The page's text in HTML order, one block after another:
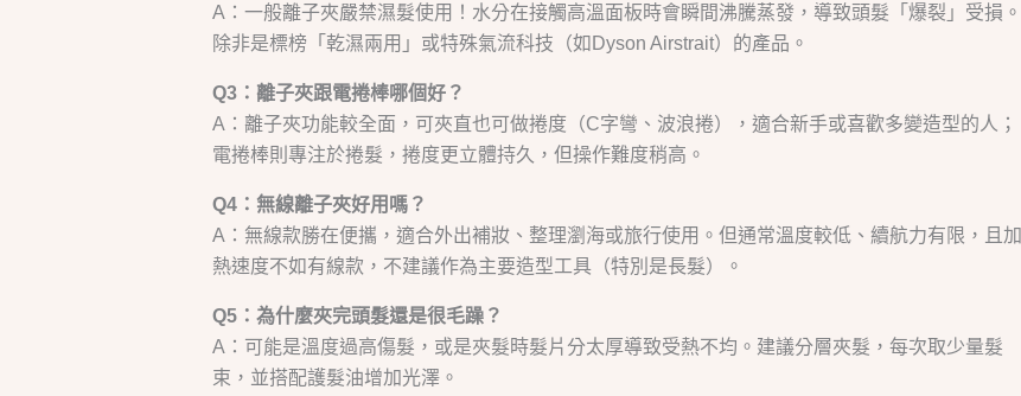
A：一般離子夾嚴禁濕髮使用！水分在接觸高溫面板時會瞬間沸騰蒸發，導致頭髮「爆裂」受損。
除非是標榜「乾濕兩用」或特殊氣流科技（如Dyson Airstrait）的產品。
Q3：離子夾跟電捲棒哪個好？
A：離子夾功能較全面，可夾直也可做捲度（C字彎、波浪捲），適合新手或喜歡多變造型的人；
電捲棒則專注於捲髮，捲度更立體持久，但操作難度稍高。
Q4：無線離子夾好用嗎？
A：無線款勝在便攜，適合外出補妝、整理瀏海或旅行使用。但通常溫度較低、續航力有限，且加
熱速度不如有線款，不建議作為主要造型工具（特別是長髮）。
Q5：為什麼夾完頭髮還是很毛躁？
A：可能是溫度過高傷髮，或是夾髮時髮片分太厚導致受熱不均。建議分層夾髮，每次取少量髮
束，並搭配護髮油增加光澤。